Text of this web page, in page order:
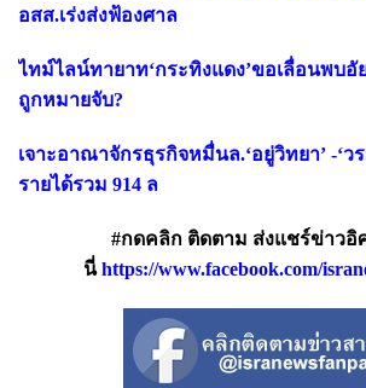
อสส.เร่งส่งฟ้องศาล
ไทม์ไลน์ทายาท‘กระทิงแดง’ขอเลื่อนพบอั
ถูกหมายจับ?
เจาะอาณาจักรธุรกิจหมื่นล.‘อยู่วิทยา’ -‘ว
รายได้รวม 914 ล
#กดคลิก ติดตาม ส่งแชร์ข่าวอิ
นี่ https://www.facebook.com/